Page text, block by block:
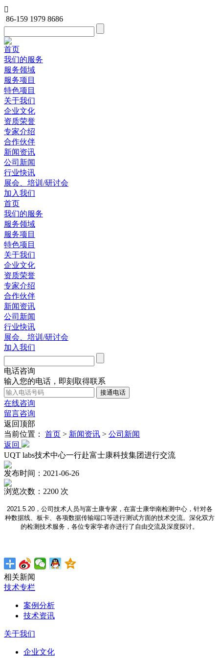

86-159 1979 8686
首页
我们的服务
服务领域
服务项目
特色项目
关于我们
企业文化
资质荣誉
专家介绍
合作伙伴
新闻资讯
公司新闻
行业快讯
展会、培训/研讨会
加入我们
首页
我们的服务
服务领域
服务项目
特色项目
关于我们
企业文化
资质荣誉
专家介绍
合作伙伴
新闻资讯
公司新闻
行业快讯
展会、培训/研讨会
加入我们
电话咨询
输入您的电话，即刻取得联系
在线咨询
留言咨询
返回顶部
当前位置： 首页 > 新闻资讯 > 公司新闻
返回
UQT labs技术中心一行赴富士康科技集团进行交流
发布时间：2021-06-26
浏览次数：2200 次
2021.5.20，公司技术人员与富士康专家，在富士康华南检测中心，针对各
种数据线、板卡、各项数据传输端口等进行测试方面的技术交流。深化双方
的检测技术服务，各位专家学者亦进行了自由交流及深度探讨。
相关新闻
技术专栏
案例分析
技术资讯
关于我们
企业文化